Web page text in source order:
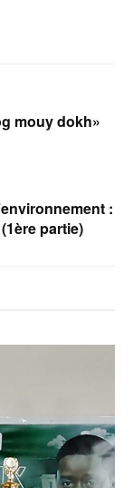
mouy dokh»
:
partie)